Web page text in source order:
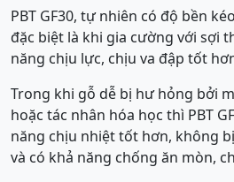
PBT GF30, tự nhiên có độ bền
đặc biệt là khi gia cường với sợi
năng chịu lực, chịu va đập tốt
Trong khi gỗ dễ bị hư hỏng bởi
hoặc tác nhân hóa học thì PBT
năng chịu nhiệt tốt hơn, không
và có khả năng chống ăn mòn,